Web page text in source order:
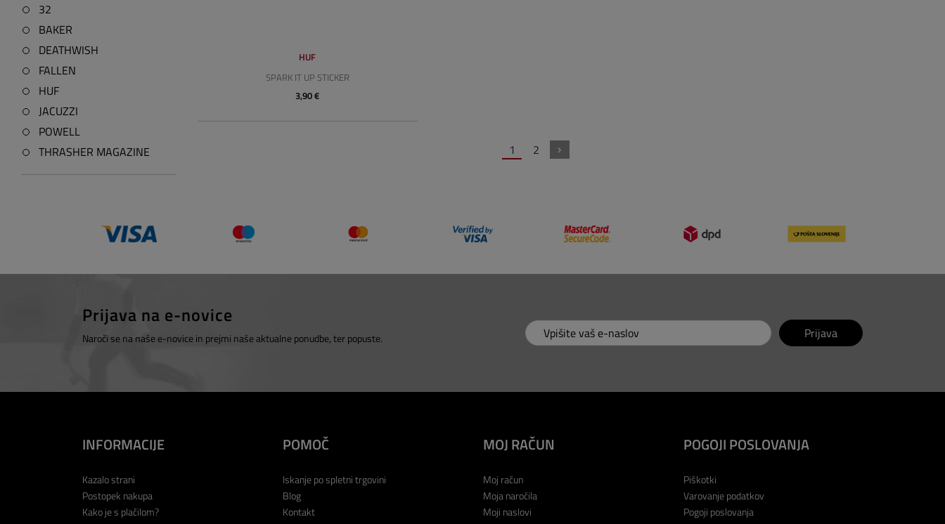
HUF
SPARK IT UP STICKER
3,90 €
1 2
32
BAKER
DEATHWISH
FALLEN
HUF
JACUZZI
POWELL
THRASHER MAGAZINE
Prijava na e-novice
Naroči se na naše e-novice in prejmi naše aktualne ponudbe, ter popuste. Prijava
INFORMACIJE
Kazalo strani
Postopek nakupa
Kako je s plačilom?
POMOČ
Iskanje po spletni trgovini
Blog
Kontakt
MOJ RAČUN
Moj račun
Moja naročila
Moji naslovi
POGOJI POSLOVANJA
Piškotki
Varovanje podatkov
Pogoji poslovanja